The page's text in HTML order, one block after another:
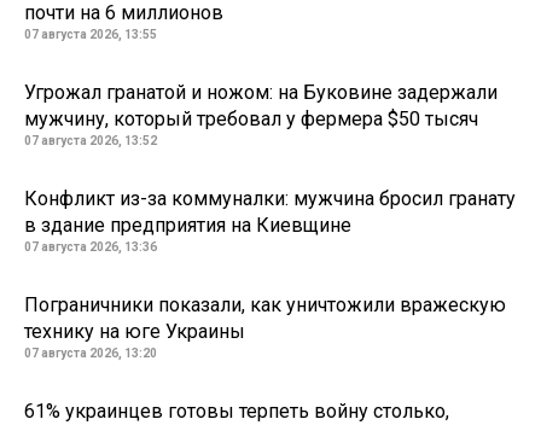
почти на 6 миллионов
07 августа 2026, 13:55
Угрожал гранатой и ножом: на Буковине задержали
мужчину, который требовал у фермера $50 тысяч
07 августа 2026, 13:52
Конфликт из-за коммуналки: мужчина бросил гранату
в здание предприятия на Киевщине
07 августа 2026, 13:36
Пограничники показали, как уничтожили вражескую
технику на юге Украины
07 августа 2026, 13:20
61% украинцев готовы терпеть войну столько,